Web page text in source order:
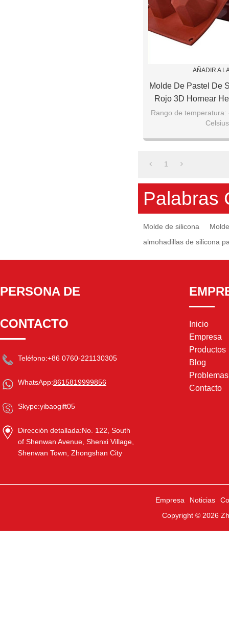
AÑADIR A
Molde De Pastel De
Rojo 3D Hornear
Decoración
Rango de
Celsius
Tamaño: Tamaño
1
Palabras
Molde de silicona
almohadillas de silicona
PERSONA DE
CONTACTO
Teléfono:+86 0760-221130305
WhatsApp:8615819999856
Skype:yibaogift05
Dirección detallada:No. 122, South
of Shenwan Avenue, Shenxi Village,
Shenwan Town, Zhongshan City
Inicio
Empresa
Productos
Blog
Contacto
Empresa Noticias
Copyright © 2026